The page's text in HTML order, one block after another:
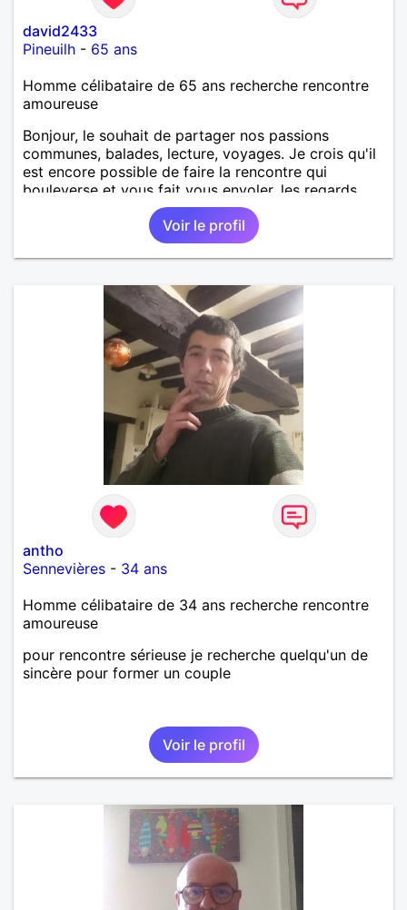
david2433
Pineuilh - 65 ans
Homme célibataire de 65 ans recherche rencontre
amoureuse
Bonjour, le souhait de partager nos passions
communes, balades, lecture, voyages. Je crois qu'il
est encore possible de faire la rencontre qui
bouleverse et vous fait vous envoler, les regards
complices, les mots et les silences qui apaisent,
Alors si comme moi tu as la même vision, parlons-
Voir le profil
antho
Sennevières - 34 ans
Homme célibataire de 34 ans recherche rencontre
amoureuse
pour rencontre sérieuse je recherche quelqu'un de
sincère pour former un couple
Voir le profil